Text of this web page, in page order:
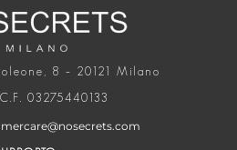
8 – 20121 Milano
03275440133